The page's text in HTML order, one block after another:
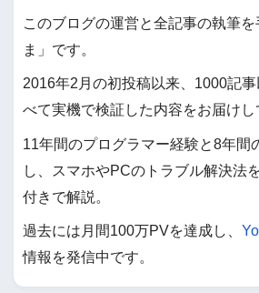
このブログの運営と全記事の執筆
ま」です。
2016年2月の初投稿以来、1000記
べて実機で検証した内容をお届けし
11年間のプログラマー経験と8年間
し、スマホやPCのトラブル解決法
付きで解説。
過去には月間100万PVを達成し、
情報を発信中です。